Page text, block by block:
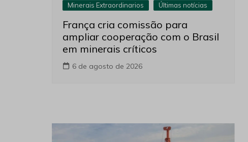
Minerais Extraordinarios Últimas notícias
França cria comissão para
ampliar cooperação com o Brasil
em minerais críticos
6 de agosto de 2026